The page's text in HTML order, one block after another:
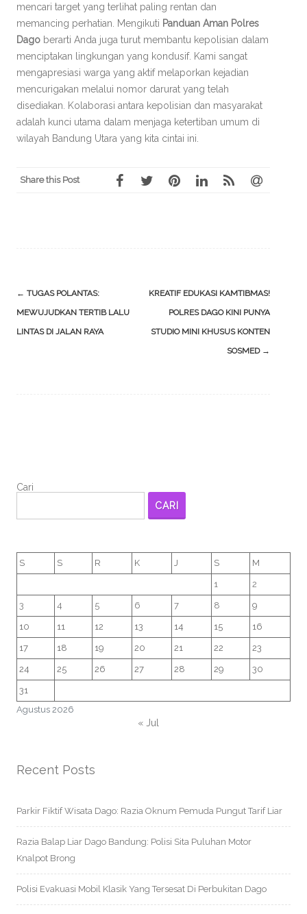
mencari target yang terlihat paling rentan dan
memancing perhatian. Mengikuti Panduan Aman Polres
Dago berarti Anda juga turut membantu kepolisian dalam
menciptakan lingkungan yang kondusif. Kami sangat
mengapresiasi warga yang aktif melaporkan kejadian
mencurigakan melalui nomor darurat yang telah
disediakan. Kolaborasi antara kepolisian dan masyarakat
adalah kunci utama dalam menjaga ketertiban umum di
wilayah Bandung Utara yang kita cintai ini.
Share this Post
Post
navigation
← TUGAS POLANTAS:
MEWUJUDKAN TERTIB LALU
LINTAS DI JALAN RAYA
KREATIF EDUKASI KAMTIBMAS!
POLRES DAGO KINI PUNYA
STUDIO MINI KHUSUS KONTEN
SOSMED →
Cari
CARI
Agustus 2026
S S R K J S M
1 2
3 4 5 6 7 8 9
10 11 12 13 14 15 16
17 18 19 20 21 22 23
24 25 26 27 28 29 30
31
« Jul
Recent Posts
Parkir Fiktif Wisata Dago: Razia Oknum Pemuda Pungut Tarif Liar
Razia Balap Liar Dago Bandung: Polisi Sita Puluhan Motor
Knalpot Brong
Polisi Evakuasi Mobil Klasik Yang Tersesat Di Perbukitan Dago